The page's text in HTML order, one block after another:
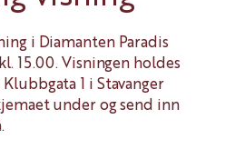
i Diamanten Paradis
15.00. Visningen holdes
1 i Stavanger
under og send inn